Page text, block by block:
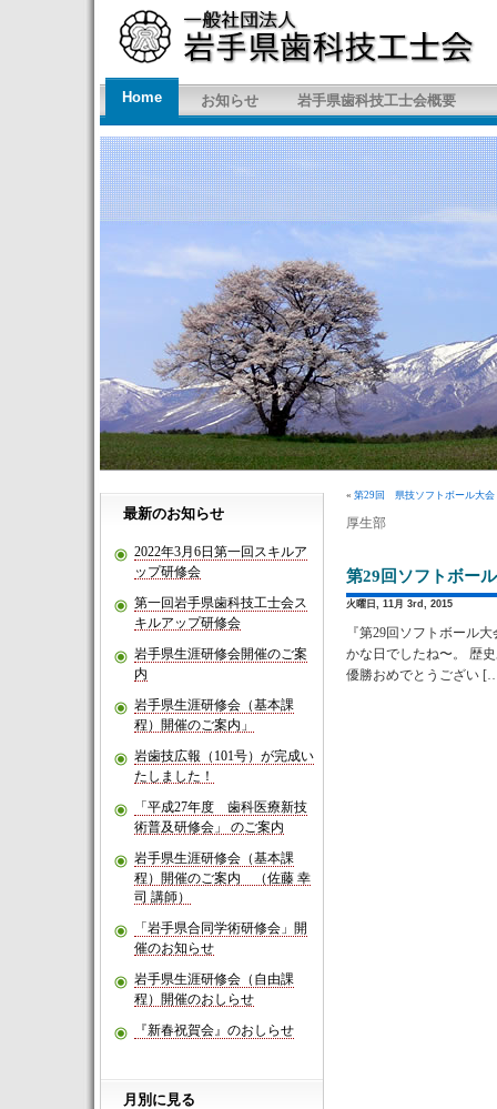
Home お知らせ 岩手県歯科技工士会概要
最新のお知らせ
2022年3月6日第一回スキルア
ップ研修会
第一回岩手県歯科技工士会ス
キルアップ研修会
岩手県生涯研修会開催のご案
内
岩手県生涯研修会（基本課
程）開催のご案内」
岩歯技広報（101号）が完成い
たしました！
「平成27年度 歯科医療新技
術普及研修会」 のご案内
岩手県生涯研修会（基本課
程）開催のご案内 （佐藤 幸
司 講師）
「岩手県合同学術研修会」開
催のお知らせ
岩手県生涯研修会（自由課
程）開催のおしらせ
『新春祝賀会』のおしらせ
月別に見る
« 第29回 県技ソフトボール大
厚生部
第29回ソフトボー
火曜日, 11月 3rd, 2015
『第29回ソフトボール
かな日でしたね〜。 歴
優勝おめでとうござい